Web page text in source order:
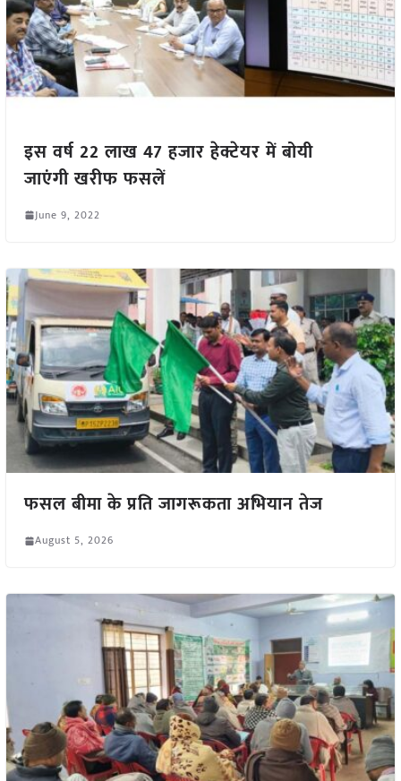
इस वर्ष 22 लाख 47 हजार हेक्टेयर में बोयी
जाएंगी खरीफ फसलें
June 9, 2022
फसल बीमा के प्रति जागरूकता अभियान तेज
August 5, 2026